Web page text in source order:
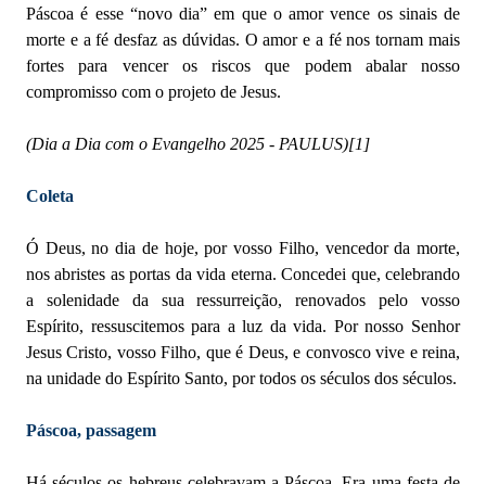
Páscoa é esse “novo dia” em que o amor vence os sinais de
morte e a fé desfaz as dúvidas. O amor e a fé nos tornam mais
fortes para vencer os riscos que podem abalar nosso
compromisso com o projeto de Jesus.
(Dia a Dia com o Evangelho 2025 - PAULUS)[1]
Coleta
Ó Deus, no dia de hoje, por vosso Filho, vencedor da morte,
nos abristes as portas da vida eterna. Concedei que, celebrando
a solenidade da sua ressurreição, renovados pelo vosso
Espírito, ressuscitemos para a luz da vida. Por nosso Senhor
Jesus Cristo, vosso Filho, que é Deus, e convosco vive e reina,
na unidade do Espírito Santo, por todos os séculos dos séculos.
Páscoa, passagem